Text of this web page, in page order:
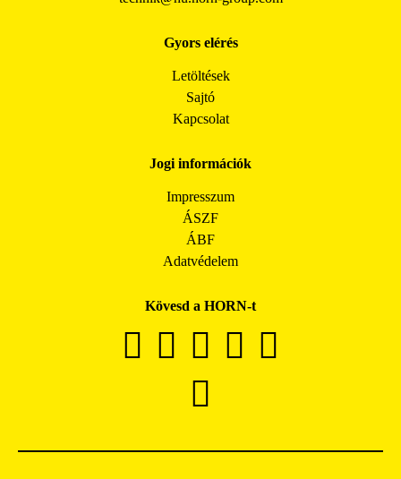
Gyors elérés
Letöltések
Sajtó
Kapcsolat
Jogi információk
Impresszum
ÁSZF
ÁBF
Adatvédelem
Kövesd a HORN-t